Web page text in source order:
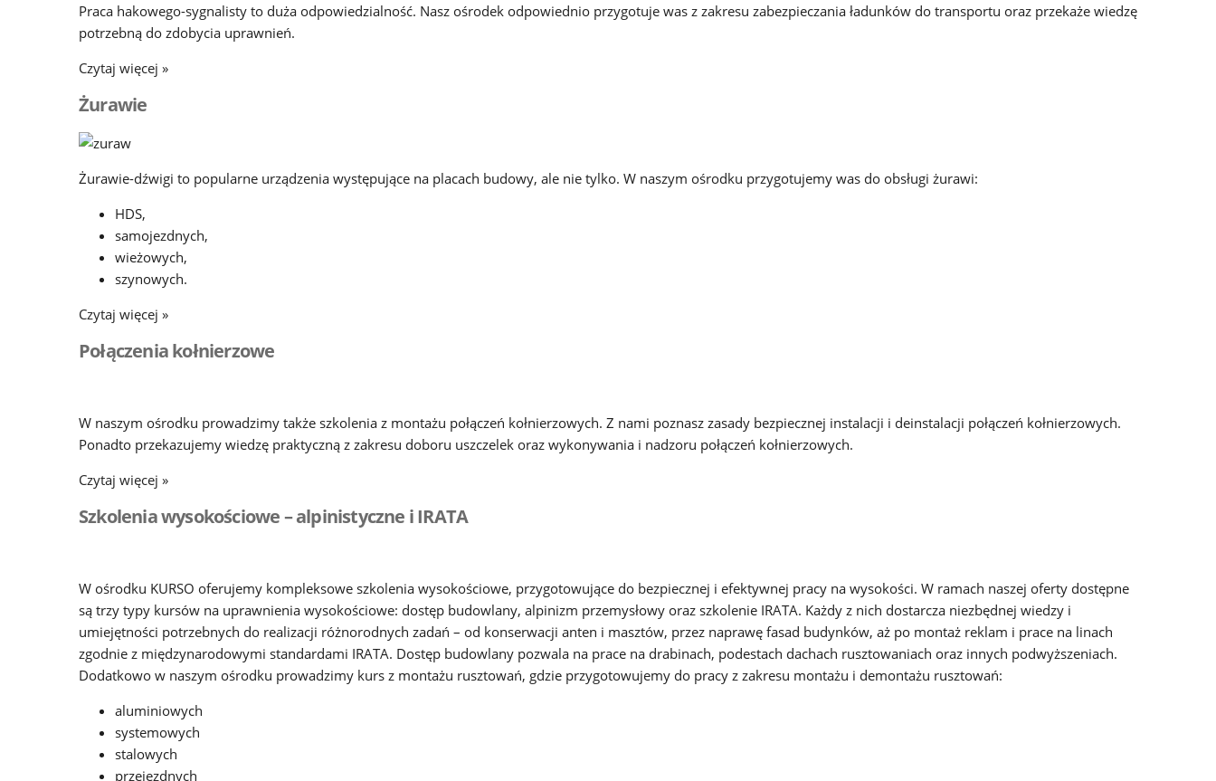
Praca hakowego-sygnalisty to duża odpowiedzialność. Nasz ośrodek odpowiednio przygotuje was z zakresu zabezpieczania ładunków do transportu oraz przekaże wiedzę
potrzebną do zdobycia uprawnień.
Czytaj więcej »
Żurawie
Żurawie-dźwigi to popularne urządzenia występujące na placach budowy, ale nie tylko. W naszym ośrodku przygotujemy was do obsługi żurawi:
HDS,
samojezdnych,
wieżowych,
szynowych.
Czytaj więcej »
Połączenia kołnierzowe
W naszym ośrodku prowadzimy także szkolenia z montażu połączeń kołnierzowych. Z nami poznasz zasady bezpiecznej instalacji i deinstalacji połączeń kołnierzowych.
Ponadto przekazujemy wiedzę praktyczną z zakresu doboru uszczelek oraz wykonywania i nadzoru połączeń kołnierzowych.
Czytaj więcej »
Szkolenia wysokościowe– alpinistyczne i IRATA
W ośrodku KURSO oferujemy kompleksowe szkolenia wysokościowe, przygotowujące do bezpiecznej i efektywnej pracy na wysokości. W ramach naszej oferty dostępne
są trzy typy kursów na uprawnienia wysokościowe: dostęp budowlany, alpinizm przemysłowy oraz szkolenie IRATA. Każdy z nich dostarcza niezbędnej wiedzy i
umiejętności potrzebnych do realizacji różnorodnych zadań – od konserwacji anten i masztów, przez naprawę fasad budynków, aż po montaż reklam i prace na linach
zgodnie z międzynarodowymi standardami IRATA. Dostęp budowlany pozwala na prace na drabinach, podestach dachach rusztowaniach oraz innych podwyższeniach.
Dodatkowo w naszym ośrodku prowadzimy kurs z montażu rusztowań, gdzie przygotowujemy do pracy z zakresu montażu i demontażu rusztowań:
aluminiowych
systemowych
stalowych
przejezdnych